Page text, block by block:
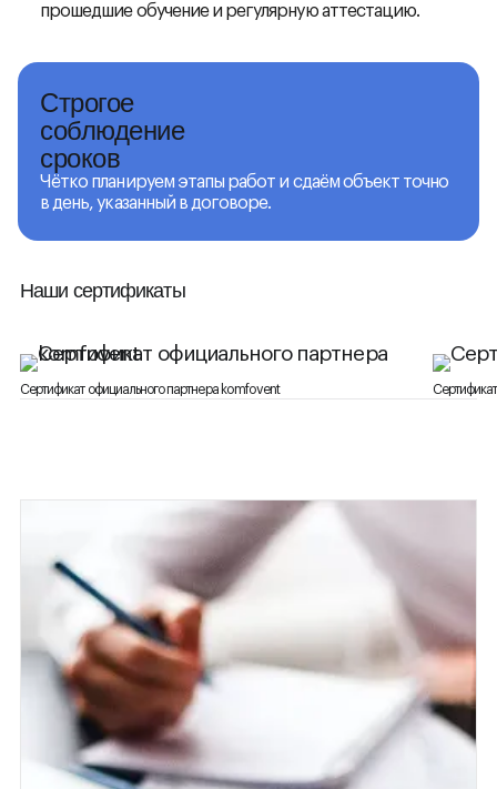
прошедшие обучение и регулярную аттестацию.
Строгое
соблюдение
сроков
Чётко планируем этапы работ и сдаём объект точно
в день, указанный в договоре.
Наши сертификаты
Сертификат официального партнера komfovent